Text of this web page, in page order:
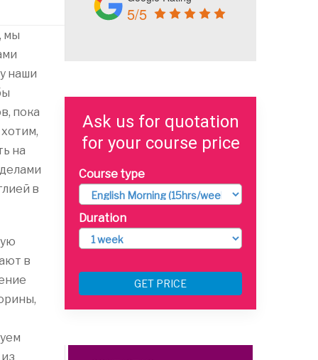
мы
наши
пока
на
в
в
5/5
Ask us for quotation
for your course price
Course type
Duration
GET PRICE